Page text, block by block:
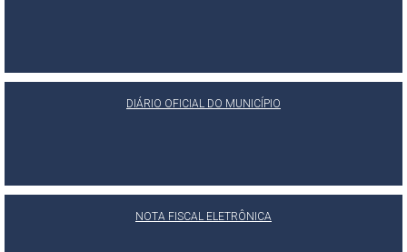
DIÁRIO OFICIAL DO MUNICÍPIO
NOTA FISCAL ELETRÔNICA